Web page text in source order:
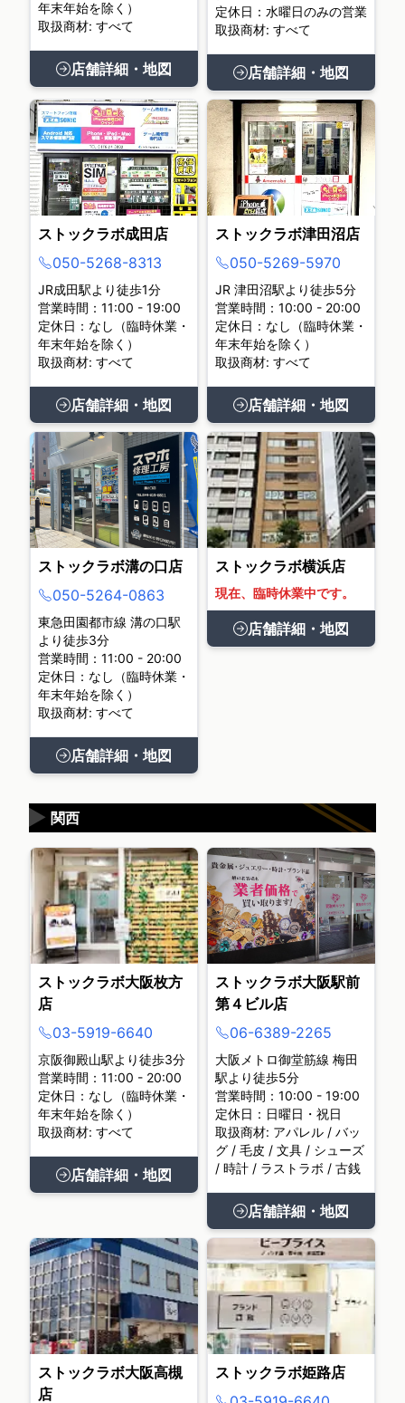
年末年始を除く）
取扱商材: すべて
店舗詳細・地図
定休日：水曜日のみの営業
取扱商材: すべて
店舗詳細・地図
ストックラボ成田店
050-5268-8313
JR成田駅より徒歩1分
営業時間：11:00 - 19:00
定休日：なし（臨時休業・
年末年始を除く）
取扱商材: すべて
店舗詳細・地図
ストックラボ津田沼店
050-5269-5970
JR 津田沼駅より徒歩5分
営業時間：10:00 - 20:00
定休日：なし（臨時休業・
年末年始を除く）
取扱商材: すべて
店舗詳細・地図
ストックラボ溝の口店
050-5264-0863
東急田園都市線 溝の口駅
より徒歩3分
営業時間：11:00 - 20:00
定休日：なし（臨時休業・
年末年始を除く）
取扱商材: すべて
店舗詳細・地図
ストックラボ横浜店
現在、臨時休業中です。
店舗詳細・地図
関西
▶
ストックラボ大阪枚方
店
03-5919-6640
京阪御殿山駅より徒歩3分
営業時間：11:00 - 20:00
定休日：なし（臨時休業・
年末年始を除く）
取扱商材: すべて
店舗詳細・地図
ストックラボ大阪駅前
第４ビル店
06-6389-2265
大阪メトロ御堂筋線 梅田
駅より徒歩5分
営業時間：10:00 - 19:00
定休日：日曜日・祝日
取扱商材: アパレル / バッ
グ / 毛皮 / 文具 / シューズ
/ 時計 / ラストラボ / 古銭
店舗詳細・地図
ストックラボ大阪高槻
店
ストックラボ姫路店